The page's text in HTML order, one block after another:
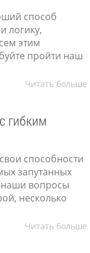
способ
логику,
этим
пройти наш
Читать больше
гибким
способности
запутанных
наши вопросы
несколько
Читать больше